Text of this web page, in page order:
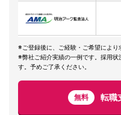
※ご登録後に、ご経験・ご希望により
※弊社ご紹介実績の一例です。採用状
す。予めご了承ください。
無料 転職